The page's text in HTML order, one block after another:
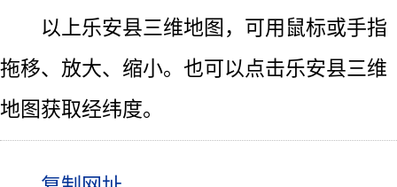
以上乐安县三维地图，可用鼠标或手指
拖移、放大、缩小。也可以点击乐安县三维
地图获取经纬度。